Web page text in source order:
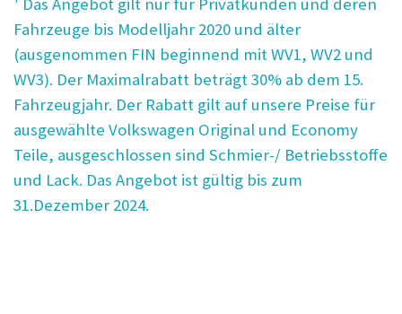
Fahrzeuge bis Modelljahr 2020 und älter
(ausgenommen FIN beginnend mit WV1, WV2 und
WV3). Der Maximalrabatt beträgt 30% ab dem 15.
Fahrzeugjahr. Der Rabatt gilt auf unsere Preise für
ausgewählte Volkswagen Original und Economy
Teile, ausgeschlossen sind Schmier-/ Betriebsstoffe
und Lack. Das Angebot ist gültig bis zum
31.Dezember 2024.